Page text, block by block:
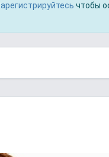
чтобы